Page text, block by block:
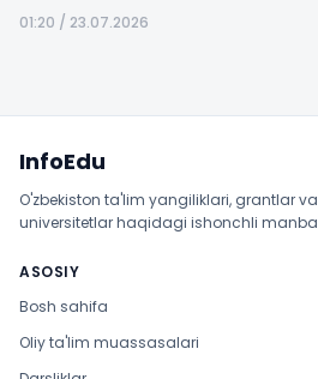
01:20 / 23.07.2026
InfoEdu
O'zbekiston ta'lim yangiliklari, grantlar va
universitetlar haqidagi ishonchli
ASOSIY
Bosh sahifa
Oliy ta'lim muassasalari